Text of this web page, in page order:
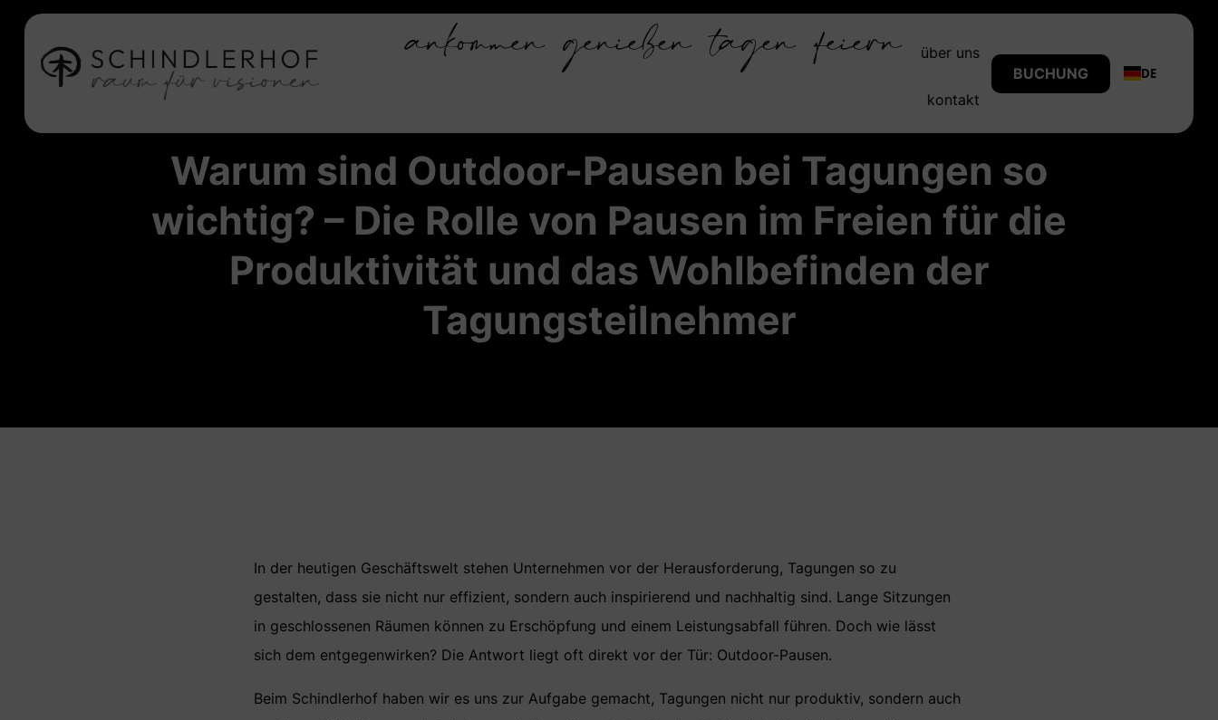
ankommengenießentagenfeiern über uns
kontakt
BUCHUNG DE
Warum sind Outdoor-Pausen bei Tagungen so
wichtig? – Die Rolle von Pausen im Freien für die
Produktivität und das Wohlbefinden der
Tagungsteilnehmer
In der heutigen Geschäftswelt stehen Unternehmen vor der Herausforderung, Tagungen so zu
gestalten, dass sie nicht nur effizient, sondern auch inspirierend und nachhaltig sind. Lange Sitzungen
in geschlossenen Räumen können zu Erschöpfung und einem Leistungsabfall führen. Doch wie lässt
sich dem entgegenwirken? Die Antwort liegt oft direkt vor der Tür: Outdoor-Pausen.
Beim Schindlerhof haben wir es uns zur Aufgabe gemacht, Tagungen nicht nur produktiv, sondern auch